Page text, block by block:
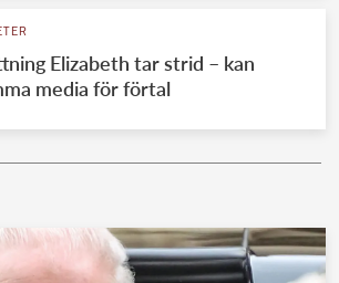
KUNGAHUS
Svenska kungahuset
Brittiska kungahuset
Nederländska kungahuset
REDAKTION
Elizabeth tar strid – kan
media för förtal